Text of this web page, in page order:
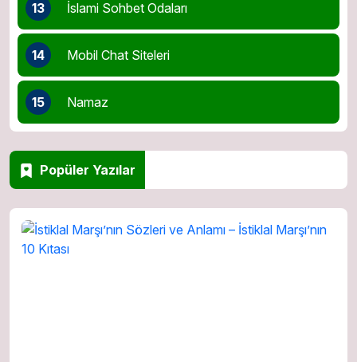
13 İslami Sohbet Odaları
14 Mobil Chat Siteleri
15 Namaz
Popüler Yazılar